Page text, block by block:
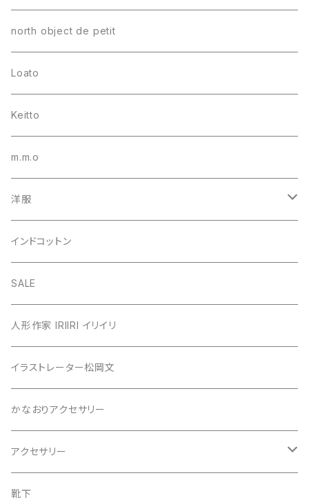
north object de petit
Loato
Keitto
m.m.o
洋服
シャツ・ブラウス
カーディガン
カットソー
チュニック
ニット
ベスト
ワンピース
インドコットン
SALE
人形作家 IRIIRI イリイリ
イラストレーター松岡文
かなおりアクセサリー
アクセサリー
ピアス
靴下